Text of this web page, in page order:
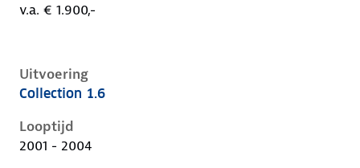
v.a. € 1.900,-
Uitvoering
Ford Focus i, 1.6, 74 kW, Benzine, 5 deuren
Collection 1.6
Looptijd
2001 - 2004